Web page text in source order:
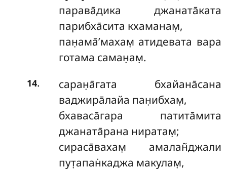
парава̄дика джаната̄ката
парибха̄сита кхаманам̣,
пан̣ама̄’махам̣ атидевата вара
готама саман̣ам̣.
14.
саран̣а̄гата бхайана̄сана
ваджира̄лайа пан̣ибхам̣,
бхаваса̄гара патита̄мита
джаната̄рана ниратам̣;
сираса̄вахам̣ амалан̃джали
пут̣апан̇каджа макулам̣,